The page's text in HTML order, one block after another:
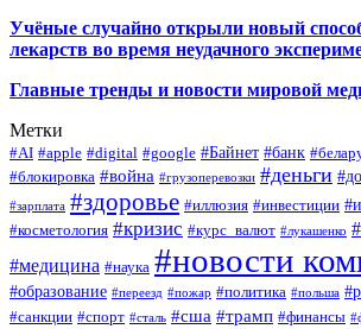
Учёные случайно открыли новый
лекарств во время неудачного
Главные тренды и новости мировой
Метки
#AI #apple #digital #google #Байнет #банк
#блокировка #война #грузоперевозки #деньги
#зарплата #здоровье #иллюзия #инвестиции
#косметология #кризис #курс_валют #лукашенко
#медицина #наука #новости
#образование #переезд #пожар #политика #польша
#санкции #спорт #сталь #сша #трамп #финансы